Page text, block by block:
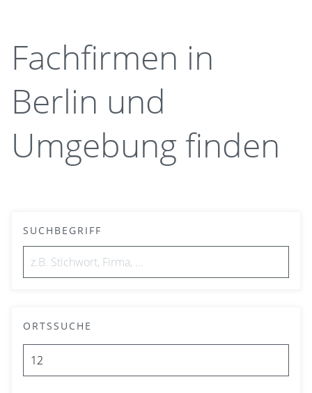
Fachfirmen in
Berlin und
Umgebung finden
SUCHBEGRIFF
ORTSSUCHE